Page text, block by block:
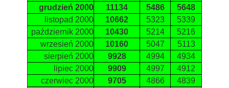
grudzień 2000
11134 5486
5648
listopad 2000
10662 5323
5339
październik 2000
10430 5214
5216
wrzesień 2000
10160 5047
5113
sierpień 2000
9928 4994
4934
lipiec 2000
9909 4997
4912
czerwiec 2000
9705 4866
4839